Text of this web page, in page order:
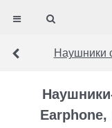
Наушники
Earphone,